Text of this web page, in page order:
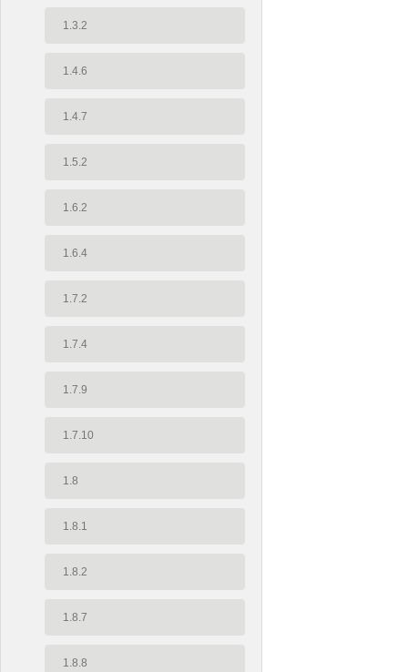
1.3.2
1.4.6
1.4.7
1.5.2
1.6.2
1.6.4
1.7.2
1.7.4
1.7.9
1.7.10
1.8
1.8.1
1.8.2
1.8.7
1.8.8